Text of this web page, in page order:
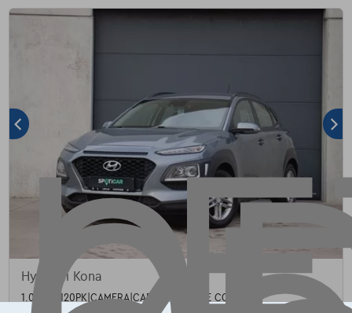
Hyundai Kona
1.0 MT6 120PK|CAMERA|CARPLAY|CRUISE CONTROL